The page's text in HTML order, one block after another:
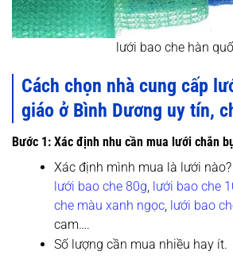
lưới bao che hàn
Cách chọn nhà cung cấp
giáo ở Bình Dương uy tín,
Bước 1: Xác định nhu cần mua lưới chắn
Xác định mình mua là lưới nào?
lưới bao che 80g, lưới bao che
che màu xanh ngọc, lưới bao
cam….
Số lượng cần mua nhiều hay ít.